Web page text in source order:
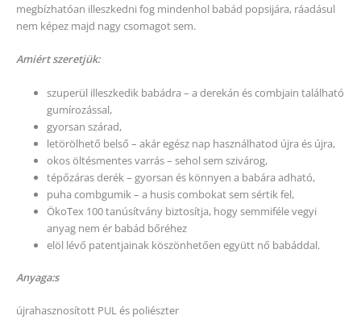
megbízhatóan illeszkedni fog mindenhol babád popsijára, ráadásul
nem képez majd nagy csomagot sem.
Amiért szeretjük:
szuperül illeszkedik babádra – a derekán és combjain található
gumírozással,
gyorsan szárad,
letörölhető belső – akár egész nap használhatod újra és újra,
okos öltésmentes varrás – sehol sem szivárog,
tépőzáras derék – gyorsan és könnyen a babára adható,
puha combgumik – a husis combokat sem sértik fel,
ÖkoTex 100 tanúsítvány biztosítja, hogy semmiféle vegyi
anyag nem ér babád bőréhez
elöl lévő patentjainak köszönhetően együtt nő babáddal.
Anyaga:s
újrahasznosított PUL és poliészter